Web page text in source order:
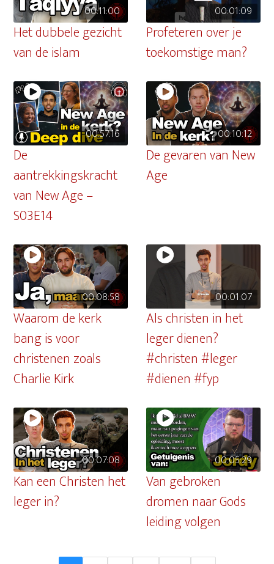
00:11:00
Het dubbele gezicht
van de islam
00:01:09
Profeteren over je
toekomstige man?
00:57:16
De
aantrekkingskracht
van New Age –
S03E14
00:10:12
De gevaren van New
Age
00:08:58
Waarom de kerk
bang is voor
christenen zoals
Charlie Kirk
00:01:07
Als christen in het
leger dienen?
#christen #leger
#dienen #fyp
00:07:08
Kan een Christen het
leger in?
00:05:29
Van gebroken
dromen naar Gods
leiding volgen